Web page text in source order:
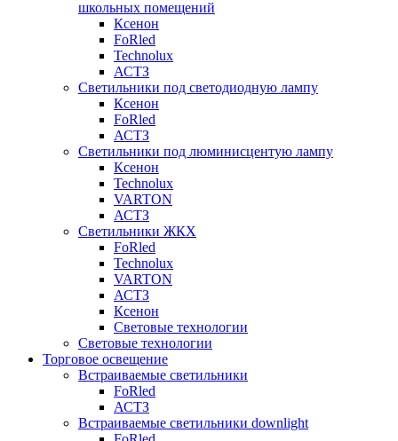
школьных помещений
Ксенон
FoRled
Technolux
АСТЗ
Светильники под светодиодную лампу
Ксенон
FoRled
АСТЗ
Светильники под люминисцентую лампу
Ксенон
Technolux
VARTON
АСТЗ
Светильники ЖКХ
FoRled
Technolux
VARTON
АСТЗ
Ксенон
Световые технологии
Световые технологии
Торговое освещение
Встраиваемые светильники
FoRled
АСТЗ
Встраиваемые светильники downlight